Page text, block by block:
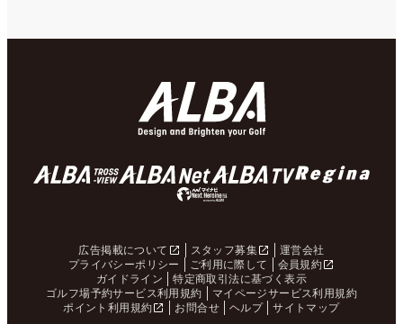
広告掲載について スタッフ募集
運営会社
プライバシーポリシー
ご利用に際して
会員規約
ガイドライン
特定商取引法に基づく表示
ゴルフ場予約サービス利用規約
マイページサービス利用規約
ポイント利用規約
お問合せ ヘルプ サイトマップ